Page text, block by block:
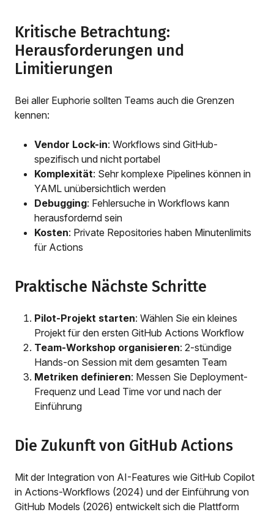
Kritische Betrachtung:
Herausforderungen und
Limitierungen
Bei aller Euphorie sollten Teams auch die Grenzen
kennen:
Vendor Lock-in: Workflows sind GitHub-
spezifisch und nicht portabel
Komplexität: Sehr komplexe Pipelines können in
YAML unübersichtlich werden
Debugging: Fehlersuche in Workflows kann
herausfordernd sein
Kosten: Private Repositories haben Minutenlimits
für Actions
Praktische Nächste Schritte
Pilot-Projekt starten: Wählen Sie ein kleines
Projekt für den ersten GitHub Actions Workflow
Team-Workshop organisieren: 2-stündige
Hands-on Session mit dem gesamten Team
Metriken definieren: Messen Sie Deployment-
Frequenz und Lead Time vor und nach der
Einführung
Die Zukunft von GitHub Actions
Mit der Integration von AI-Features wie GitHub Copilot
in Actions-Workflows (2024) und der Einführung von
GitHub Models (2026) entwickelt sich die Plattform